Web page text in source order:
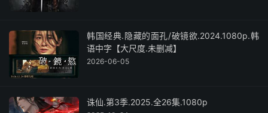
韩国经典.隐藏的面孔/破镜欲.2024.1080p.韩
语中字【大尺度.未删减】
2026-06-05
诛仙.第3季.2025.全26集.1080p